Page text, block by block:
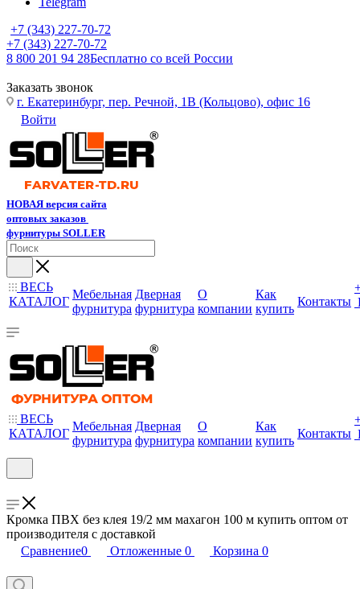
+7 (343) 227-70-72
+7 (343) 227-70-72
8 800 201 94 28Бесплатно со всей России
Заказать звонок
г. Екатеринбург, пер. Речной, 1В (Кольцово), офис 16
Войти
НОВАЯ версия сайта
оптовых заказов
фурнитуры SOLLER
ВЕСЬ
КАТАЛОГ
Мебельная
фурнитура
Дверная
фурнитура
О
компании
Как
купить
Контакты
ВЕСЬ
КАТАЛОГ
Мебельная
фурнитура
Дверная
фурнитура
О
компании
Как
купить
Контакты
Кромка ПВХ без клея 19/2 мм махагон 100 м купить оптом от
производителя с доставкой
Сравнение0 Отложенные 0 Корзина 0